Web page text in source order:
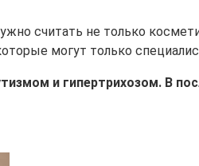
считать не только
могут только
и гипертрихозом. В